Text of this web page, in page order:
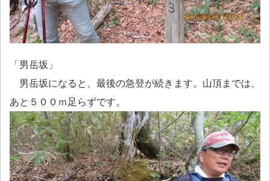
「男岳坂」
男岳坂になると、最後の急登が続きます。山頂までは、
あと５００ｍ足らずです。